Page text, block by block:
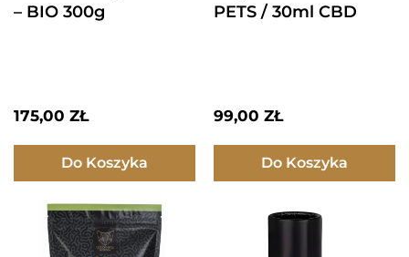
– BIO 300g
175,00 ZŁ
Do Koszyka
PETS / 30ml CBD
99,00 ZŁ
Do Koszyka